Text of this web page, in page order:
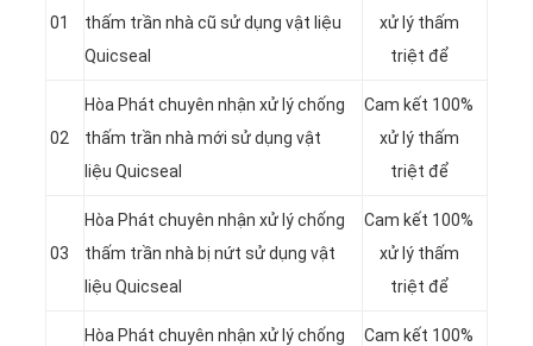
01
thấm trần nhà cũ sử dụng vật liệu
Quicseal
xử lý thấm
triệt để
02
Hòa Phát chuyên nhận xử lý chống
thấm trần nhà mới sử dụng vật
liệu Quicseal
Cam kết 100%
xử lý thấm
triệt để
03
Hòa Phát chuyên nhận xử lý chống
thấm trần nhà bị nứt sử dụng vật
liệu Quicseal
Cam kết 100%
xử lý thấm
triệt để
Hòa Phát chuyên nhận xử lý chống
Cam kết 100%